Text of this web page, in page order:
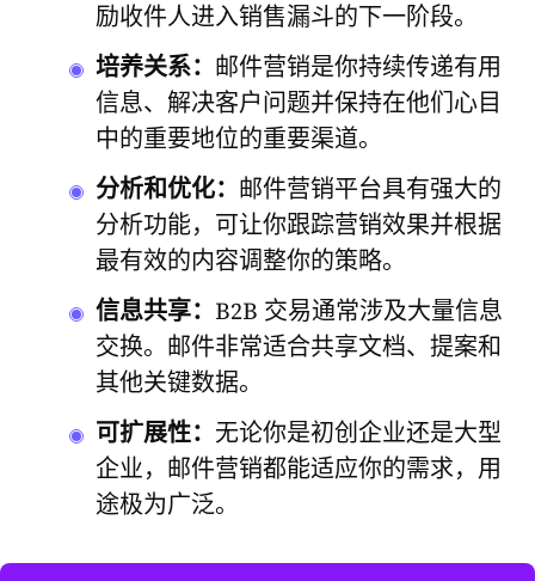
励收件人进入销售漏斗的下一阶段。
培养关系： 邮件营销是你持续传递有用
信息、解决客户问题并保持在他们心目
中的重要地位的重要渠道。
分析和优化： 邮件营销平台具有强大的
分析功能，可让你跟踪营销效果并根据
最有效的内容调整你的策略。
信息共享： B2B 交易通常涉及大量信息
交换。邮件非常适合共享文档、提案和
其他关键数据。
可扩展性： 无论你是初创企业还是大型
企业，邮件营销都能适应你的需求，用
途极为广泛。